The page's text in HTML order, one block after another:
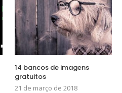
14 bancos de imagens
gratuitos
21 de março de 2018